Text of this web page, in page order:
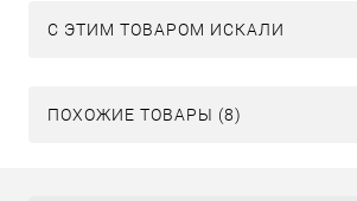
C ЭТИМ ТОВАРОМ ИСКАЛИ
ПОХОЖИЕ ТОВАРЫ (8)